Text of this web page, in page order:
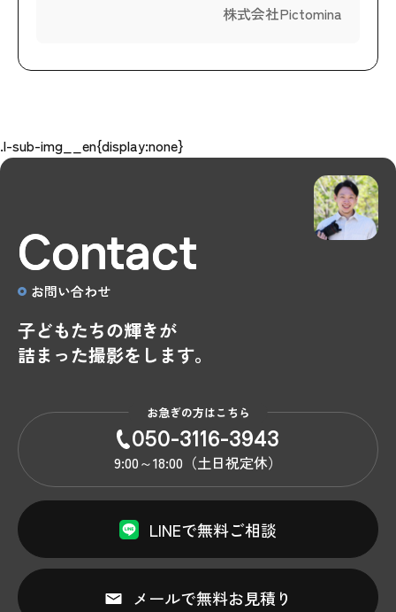
株式会社Pictomina
.l-sub-img__en{display:none}
Contact
お問い合わせ
子どもたちの輝きが
詰まった撮影をします。
お急ぎの方はこちら
050-3116-3943
9:00～18:00（土日祝定休）
LINEで無料ご相談
メールで無料お見積り